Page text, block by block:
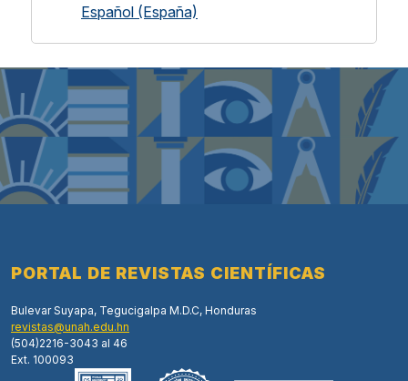
Español (España)
PORTAL DE REVISTAS CIENTÍFICAS
Bulevar Suyapa, Tegucigalpa M.D.C, Honduras
revistas@unah.edu.hn
(504)2216-3043 al 46
Ext. 100093